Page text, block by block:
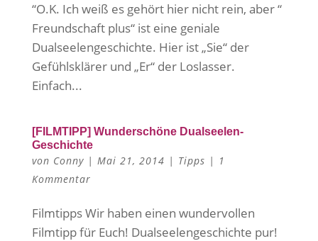
“O.K. Ich weiß es gehört hier nicht rein, aber “
Freundschaft plus“ ist eine geniale
Dualseelengeschichte. Hier ist „Sie“ der
Gefühlsklärer und „Er“ der Loslasser.
Einfach...
[FILMTIPP] Wunderschöne Dualseelen-
Geschichte
von Conny| Mai 21, 2014 | Tipps | 1
Kommentar
Filmtipps Wir haben einen wundervollen
Filmtipp für Euch! Dualseelengeschichte pur!